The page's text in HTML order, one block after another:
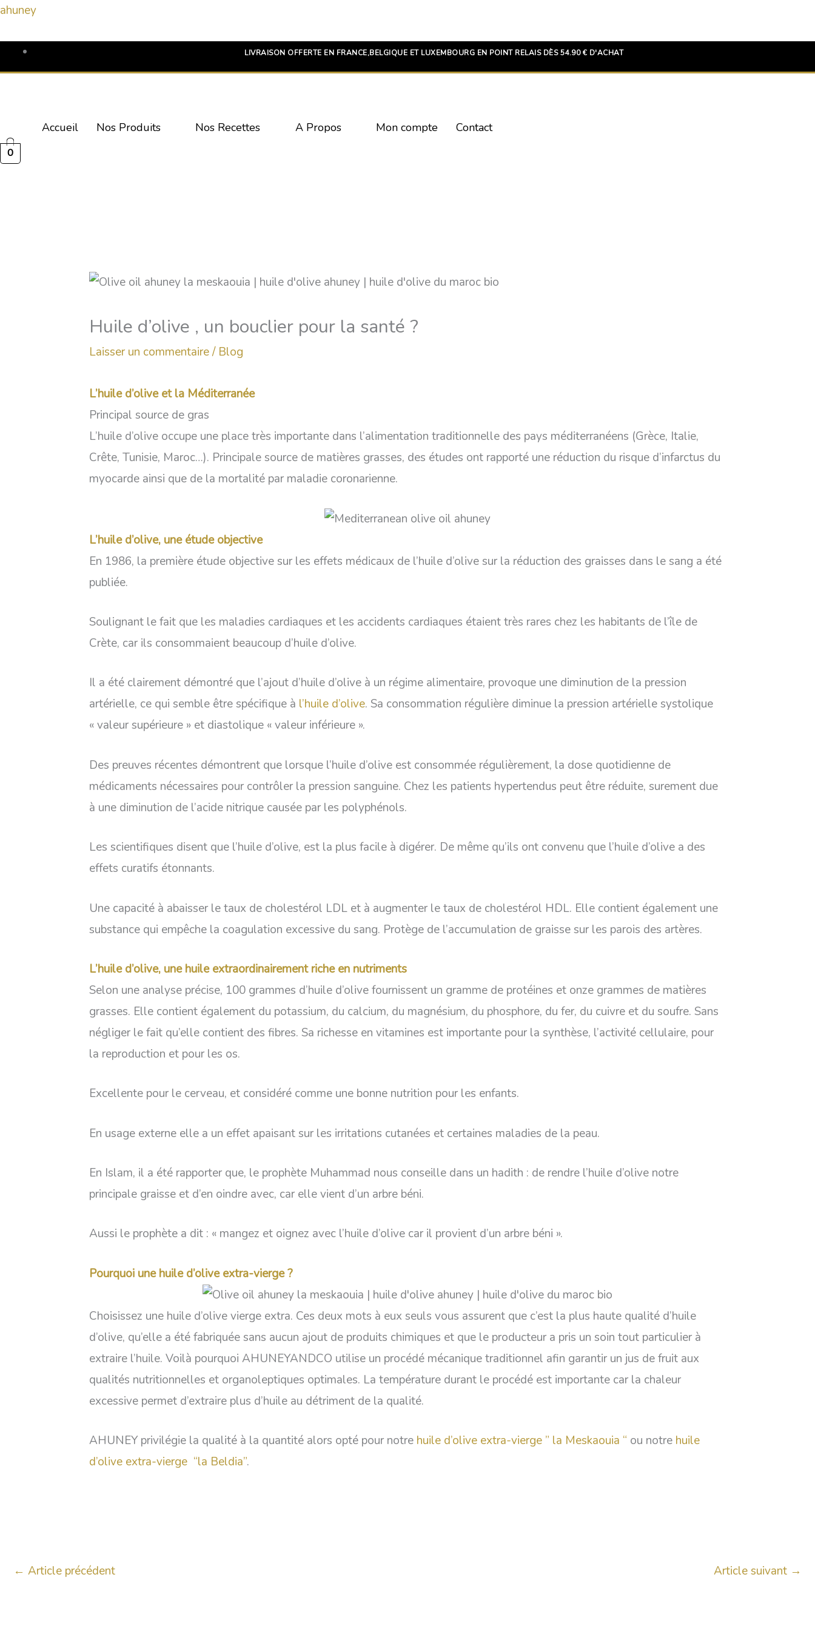
Aller
contenu
ahuney
LIVRAISON OFFERTE EN FRANCE,BELGIQUE ET LUXEMBOURG EN POINT RELAIS DÈS 54.90 € D'ACHAT
Accueil Nos Produits Nos Recettes A Propos Mon compte Contact
0
Huile d’olive , un bouclier pour la santé ?
Laisser un commentaire/ Blog
L’huile d’olive et la Méditerranée
Principal source de gras
L’huile d’olive occupe une place très importante dans l’alimentation traditionnelle des pays méditerranéens (Grèce, Italie,
Crête, Tunisie, Maroc…). Principale source de matières grasses, des études ont rapporté une réduction du risque d’infarctus du
myocarde ainsi que de la mortalité par maladie coronarienne.
L’huile d’olive, une étude objective
En 1986, la première étude objective sur les effets médicaux de l’huile d’olive sur la réduction des graisses dans le sang a été
publiée.
Soulignant le fait que les maladies cardiaques et les accidents cardiaques étaient très rares chez les habitants de l’île de
Crète, car ils consommaient beaucoup d’huile d’olive.
Il a été clairement démontré que l’ajout d’huile d’olive à un régime alimentaire, provoque une diminution de la pression
artérielle, ce qui semble être spécifique à l’huile d’olive. Sa consommation régulière diminue la pression artérielle systolique
« valeur supérieure » et diastolique « valeur inférieure ».
Des preuves récentes démontrent que lorsque l’huile d’olive est consommée régulièrement, la dose quotidienne de
médicaments nécessaires pour contrôler la pression sanguine. Chez les patients hypertendus peut être réduite, surement due
à une diminution de l’acide nitrique causée par les polyphénols.
Les scientifiques disent que l’huile d’olive, est la plus facile à digérer. De même qu’ils ont convenu que l’huile d’olive a des
effets curatifs étonnants.
Une capacité à abaisser le taux de cholestérol LDL et à augmenter le taux de cholestérol HDL. Elle contient également une
substance qui empêche la coagulation excessive du sang. Protège de l’accumulation de graisse sur les parois des artères.
L’huile d’olive, une huile extraordinairement riche en nutriments
Selon une analyse précise, 100 grammes d’huile d’olive fournissent un gramme de protéines et onze grammes de matières
grasses. Elle contient également du potassium, du calcium, du magnésium, du phosphore, du fer, du cuivre et du soufre. Sans
négliger le fait qu’elle contient des fibres. Sa richesse en vitamines est importante pour la synthèse, l’activité cellulaire, pour
la reproduction et pour les os.
Excellente pour le cerveau, et considéré comme une bonne nutrition pour les enfants.
En usage externe elle a un effet apaisant sur les irritations cutanées et certaines maladies de la peau.
En Islam, il a été rapporter que, le prophète Muhammad nous conseille dans un hadith : de rendre l’huile d’olive notre
principale graisse et d’en oindre avec, car elle vient d’un arbre béni.
Aussi le prophète a dit : « mangez et oignez avec l’huile d’olive car il provient d’un arbre béni ».
Pourquoi une huile d’olive extra-vierge ?
Choisissez une huile d’olive vierge extra. Ces deux mots à eux seuls vous assurent que c’est la plus haute qualité d’huile
d’olive, qu’elle a été fabriquée sans aucun ajout de produits chimiques et que le producteur a pris un soin tout particulier à
extraire l’huile. Voilà pourquoi AHUNEYANDCO utilise un procédé mécanique traditionnel afin garantir un jus de fruit aux
qualités nutritionnelles et organoleptiques optimales. La température durant le procédé est importante car la chaleur
excessive permet d’extraire plus d’huile au détriment de la qualité.
AHUNEY privilégie la qualité à la quantité alors opté pour notre huile d’olive extra-vierge ” la Meskaouia “ ou notre huile
d’olive extra-vierge “la Beldia”.
← Article précédent Article suivant →